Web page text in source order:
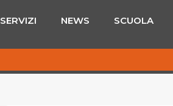
SERVIZI NEWS SCUOLA